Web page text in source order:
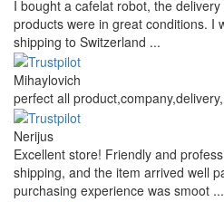
I bought a cafelat robot, the
products were in great conditions. I
shipping to Switzerland ...
Mihaylovich
perfect all
Nerijus
Excellent store! Friendly and
shipping, and the item arrived well
purchasing experience was smoot ...